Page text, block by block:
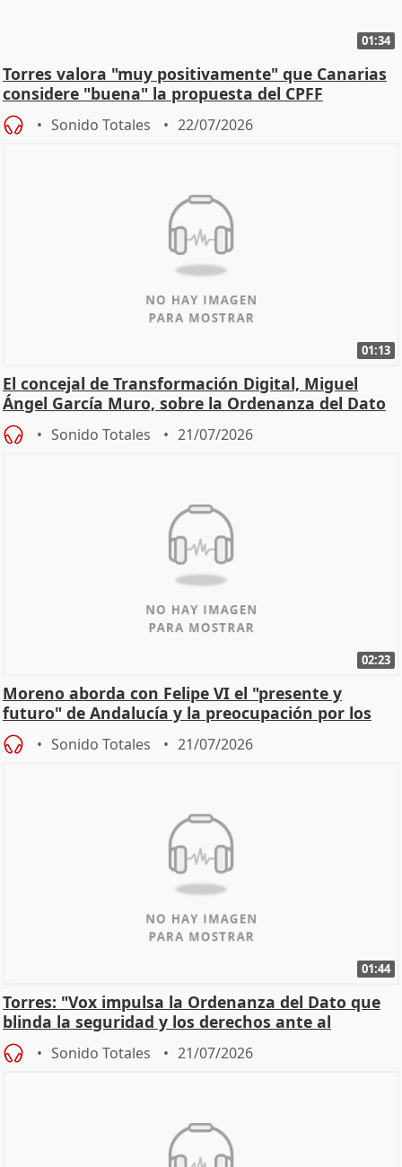
01:34
Torres valora "muy positivamente" que Canarias
considere "buena" la propuesta del CPFF
Sonido Totales 22/07/2026
01:13
El concejal de Transformación Digital, Miguel
Ángel García Muro, sobre la Ordenanza del Dato
Sonido Totales 21/07/2026
02:23
Moreno aborda con Felipe VI el "presente y
futuro" de Andalucía y la preocupación por los
incendios
Sonido Totales 21/07/2026
01:44
Torres: "Vox impulsa la Ordenanza del Dato que
blinda la seguridad y los derechos ante al
control"
Sonido Totales 21/07/2026